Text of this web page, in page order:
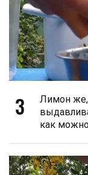
3
Лимон же,
как